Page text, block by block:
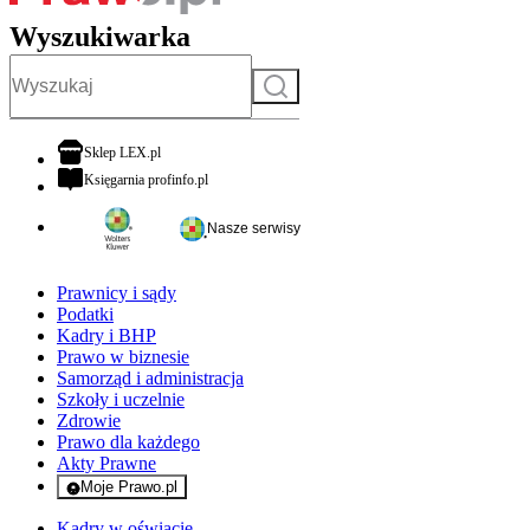
Wyszukiwarka
Szukaj
Sklep LEX.plotwiera się w nowej karcie
Księgarnia profinfo.plotwiera się w nowej karcie
Nasze serwisy
Prawnicy i sądy
Podatki
Kadry i BHP
Prawo w biznesie
Samorząd i administracja
Szkoły i uczelnie
Zdrowie
Prawo dla każdego
Akty Prawne
Moje Prawo.pl
- rejestracja i logowanie do serwisu